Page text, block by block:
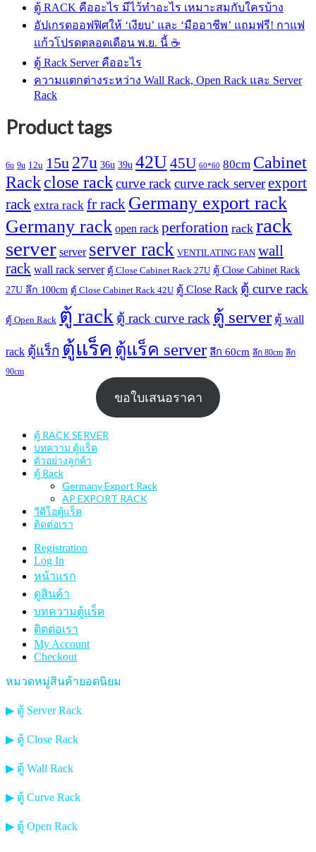
ตู้ RACK คืออะไร มีไว้ทำอะไร เหมาะสมกับใครบ้าง
อัปเกรดออฟฟิศให้ ‘เงียบ’ และ ‘มืออาชีพ’ แถมฟรี! กาแฟ
แก้วโปรดตลอดเดือน พ.ย. นี้ ☕
ตู้ Rack Server คืออะไร
ความแตกต่างระหว่าง Wall Rack, Open Rack และ Server
Rack
Product tags
6u 9u 12u 15u 27u 36u 39u 42U45U 60*60 80cm Cabinet
Rackclose rackcurve rack curve rack serverexport
rack extra rack fr rack Germany export rack
Germany rack open rack perforation rack rack
server server server rack VENTILATING FAN wall
rack wall rack server ตู้ Close Cabinet Rack 27U ตู้ Close Cabinet Rack
27U ลึก 100cm ตู้ Close Cabinet Rack 42U ตู้ Close Rack ตู้ curve rack
ตู้ Open Rack ตู้ rack ตู้ rack curve rack ตู้ server ตู้ wall
rack ตู้แร็ก ตู้แร็ค ตู้แร็ค server ลึก 60cm ลึก 80cm ลึก
90cm
ขอใบเสนอราคา
ตู้ RACK SERVER
บทความ ตู้แร็ค
ตัวอย่างลูกค้า
ตู้ Rack
Germany Export Rack
AP EXPORT RACK
วีดีโอตู้แร็ค
ติดต่อเรา
Registration
Log In
หน้าแรก
ดูสินค้า
บทความตู้แร็ค
ติดต่อเรา
My Account
Checkout
หมวดหมู่สินค้ายอดนิยม
▶ ตู้ Server Rack
▶ ตู้ Close Rack
▶ ตู้ Wall Rack
▶ ตู้ Curve Rack
▶ ตู้ Open Rack